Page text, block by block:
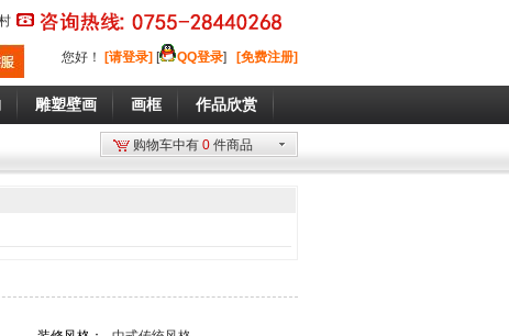
您好 ！ [请登录] [ QQ登录] [免费注册]
雕塑壁画 画框 作品欣赏
购物车中有 0 件商品